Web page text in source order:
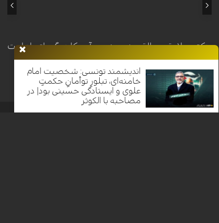
این راستا، هم‌پیمانی با ایران را راهکاری کلیدی برای آزادسازی مسجدالاقصی و
دکتر سلامة عبدالقوی: پیروزی بر آمریکا در گرو اتحاد امت
اسلامی با ایران است| فلسطين الصمود
اندیشمند تونسی: شخصیت امام
خامنه‌ای، تبلورِ توأمانِ حکمتِ
علوی و ایستادگی حسینی بود| در
مصاحبه با الکوثر